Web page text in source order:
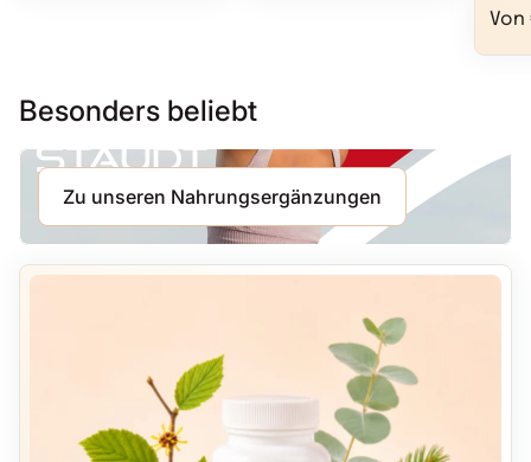
Von
Besonders beliebt
Zu unseren Nahrungsergänzungen